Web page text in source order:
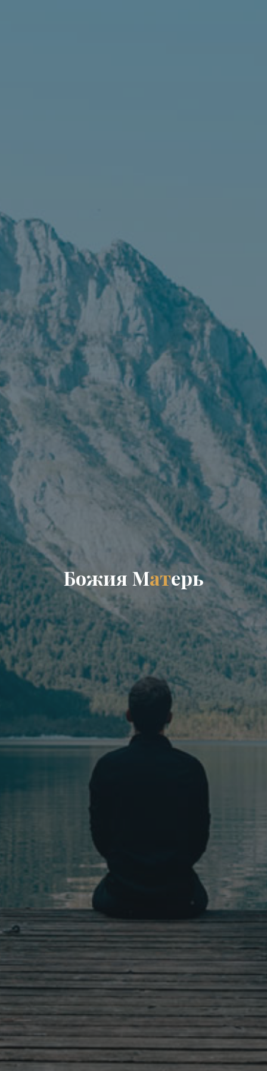
Божия Матерь